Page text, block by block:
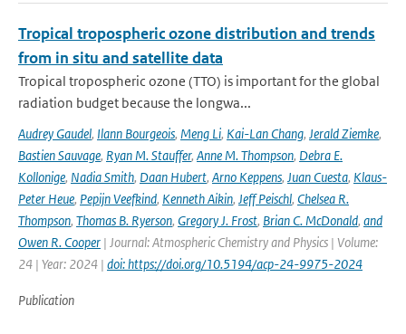
Tropical tropospheric ozone distribution and trends
from in situ and satellite data
Tropical tropospheric ozone (TTO) is important for the global
radiation budget because the longwa...
Audrey Gaudel, Ilann Bourgeois, Meng Li, Kai-Lan Chang, Jerald Ziemke,
Bastien Sauvage, Ryan M. Stauffer, Anne M. Thompson, Debra E.
Kollonige, Nadia Smith, Daan Hubert, Arno Keppens, Juan Cuesta, Klaus-
Peter Heue, Pepijn Veefkind, Kenneth Aikin, Jeff Peischl, Chelsea R.
Thompson, Thomas B. Ryerson, Gregory J. Frost, Brian C. McDonald, and
Owen R. Cooper | Journal: Atmospheric Chemistry and Physics | Volume:
24 | Year: 2024 | doi: https://doi.org/10.5194/acp-24-9975-2024
Publication